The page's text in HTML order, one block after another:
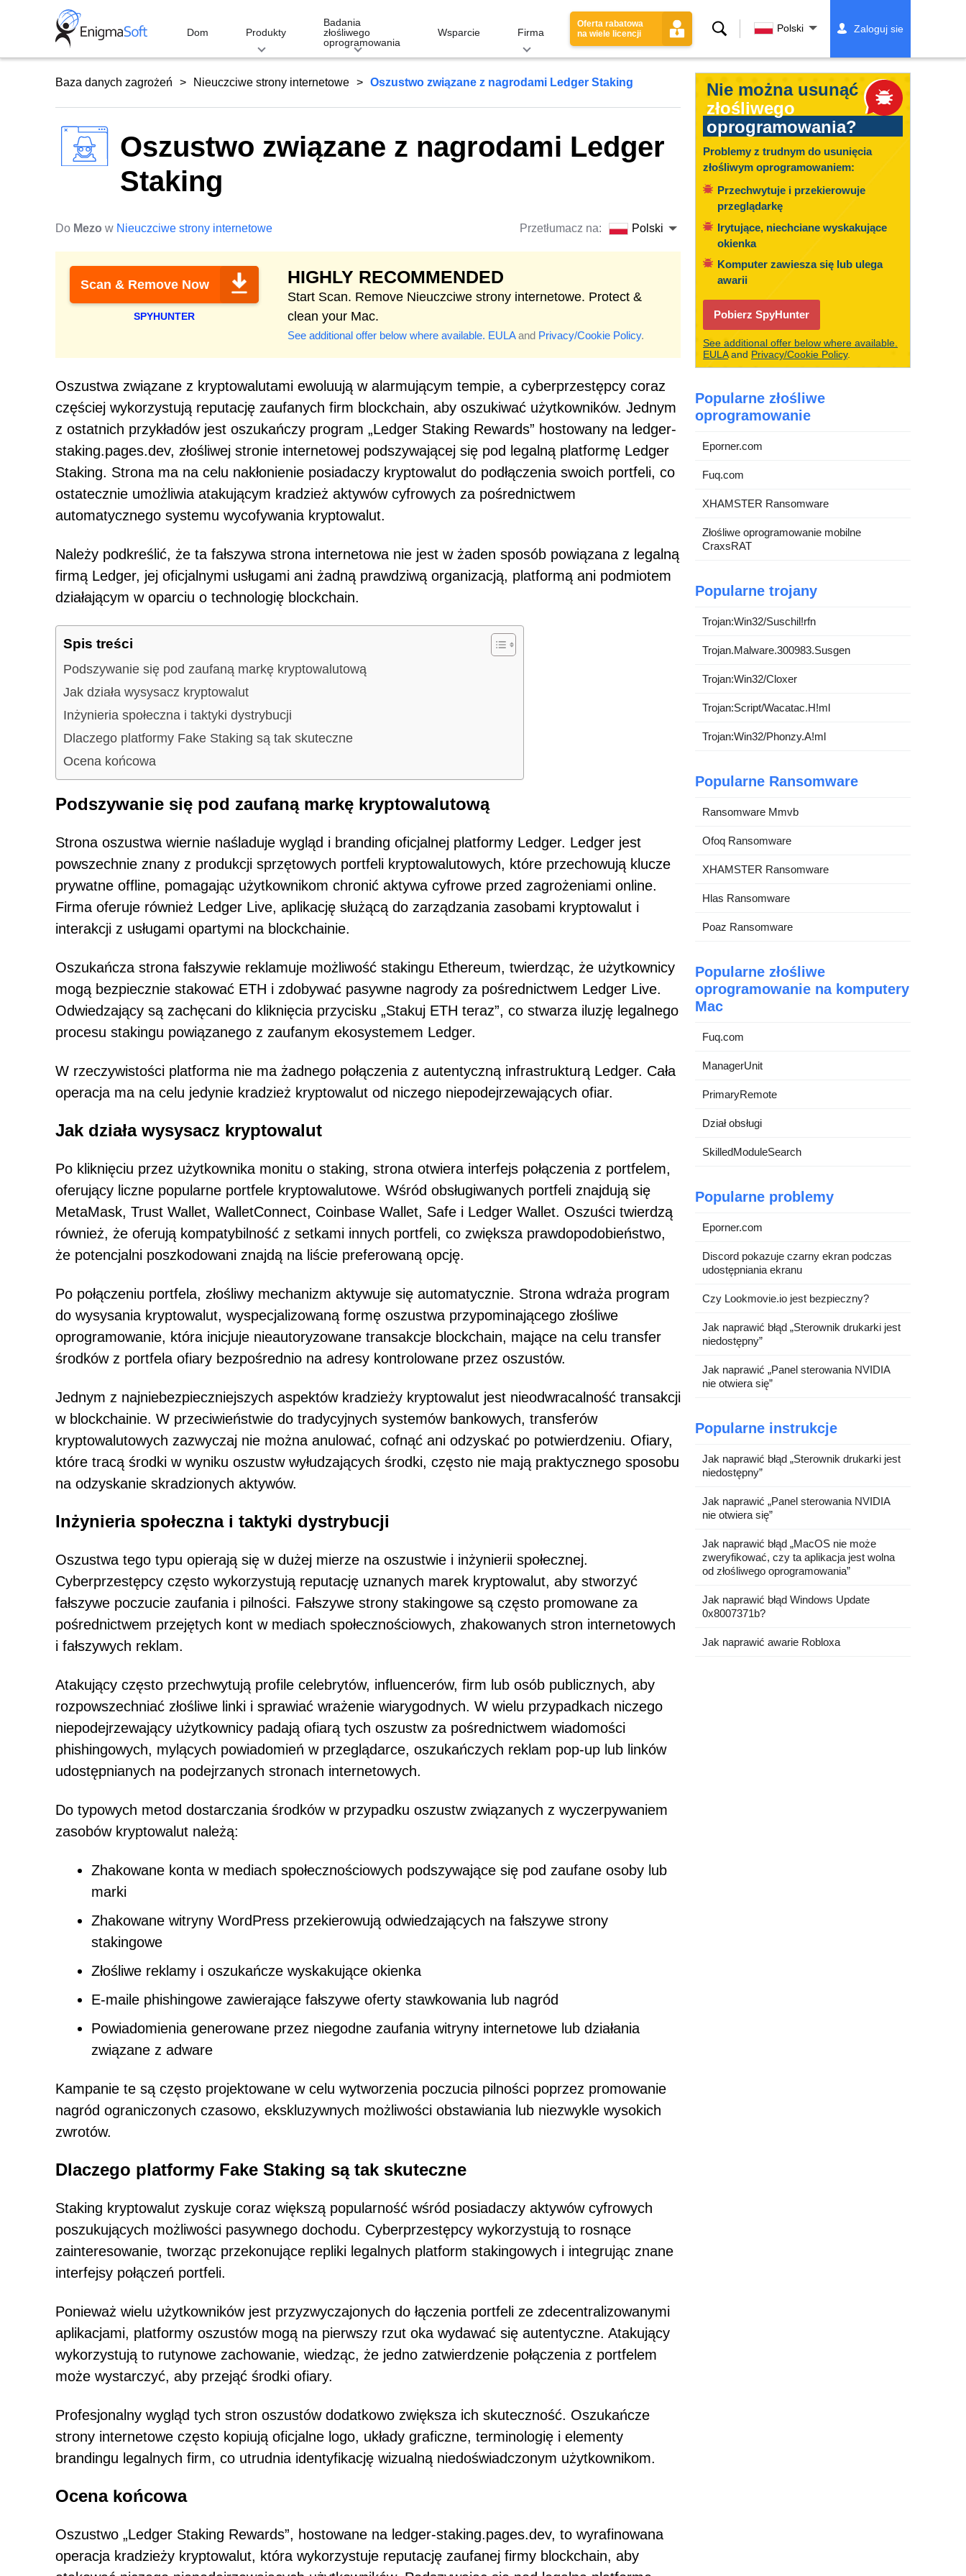
Dom Produkty
Badania
złośliwego
oprogramowania
Wsparcie Firma
Oferta rabatowa
na wiele licencji
Szukaj Polski Zaloguj sie
Baza danych zagrożeń Nieuczciwe strony internetowe Oszustwo związane z nagrodami Ledger Staking
Oszustwo związane z nagrodami Ledger
Staking
Do Mezo w Nieuczciwe strony internetowe Przetłumacz na: Polski
Scan & Remove Now
SPYHUNTER
HIGHLY RECOMMENDED
Start Scan. Remove Nieuczciwe strony internetowe. Protect &
clean your Mac.
See additional offer below where available. EULAand Privacy/Cookie Policy.
Oszustwa związane z kryptowalutami ewoluują w alarmującym tempie, a cyberprzestępcy coraz
częściej wykorzystują reputację zaufanych firm blockchain, aby oszukiwać użytkowników. Jednym
z ostatnich przykładów jest oszukańczy program „Ledger Staking Rewards” hostowany na ledger-
staking.pages.dev, złośliwej stronie internetowej podszywającej się pod legalną platformę Ledger
Staking. Strona ma na celu nakłonienie posiadaczy kryptowalut do podłączenia swoich portfeli, co
ostatecznie umożliwia atakującym kradzież aktywów cyfrowych za pośrednictwem
automatycznego systemu wycofywania kryptowalut.
Należy podkreślić, że ta fałszywa strona internetowa nie jest w żaden sposób powiązana z legalną
firmą Ledger, jej oficjalnymi usługami ani żadną prawdziwą organizacją, platformą ani podmiotem
działającym w oparciu o technologię blockchain.
Spis treści
Podszywanie się pod zaufaną markę kryptowalutową
Jak działa wysysacz kryptowalut
Inżynieria społeczna i taktyki dystrybucji
Dlaczego platformy Fake Staking są tak skuteczne
Ocena końcowa
Podszywanie się pod zaufaną markę kryptowalutową
Strona oszustwa wiernie naśladuje wygląd i branding oficjalnej platformy Ledger. Ledger jest
powszechnie znany z produkcji sprzętowych portfeli kryptowalutowych, które przechowują klucze
prywatne offline, pomagając użytkownikom chronić aktywa cyfrowe przed zagrożeniami online.
Firma oferuje również Ledger Live, aplikację służącą do zarządzania zasobami kryptowalut i
interakcji z usługami opartymi na blockchainie.
Oszukańcza strona fałszywie reklamuje możliwość stakingu Ethereum, twierdząc, że użytkownicy
mogą bezpiecznie stakować ETH i zdobywać pasywne nagrody za pośrednictwem Ledger Live.
Odwiedzający są zachęcani do kliknięcia przycisku „Stakuj ETH teraz”, co stwarza iluzję legalnego
procesu stakingu powiązanego z zaufanym ekosystemem Ledger.
W rzeczywistości platforma nie ma żadnego połączenia z autentyczną infrastrukturą Ledger. Cała
operacja ma na celu jedynie kradzież kryptowalut od niczego niepodejrzewających ofiar.
Jak działa wysysacz kryptowalut
Po kliknięciu przez użytkownika monitu o staking, strona otwiera interfejs połączenia z portfelem,
oferujący liczne popularne portfele kryptowalutowe. Wśród obsługiwanych portfeli znajdują się
MetaMask, Trust Wallet, WalletConnect, Coinbase Wallet, Safe i Ledger Wallet. Oszuści twierdzą
również, że oferują kompatybilność z setkami innych portfeli, co zwiększa prawdopodobieństwo,
że potencjalni poszkodowani znajdą na liście preferowaną opcję.
Po połączeniu portfela, złośliwy mechanizm aktywuje się automatycznie. Strona wdraża program
do wysysania kryptowalut, wyspecjalizowaną formę oszustwa przypominającego złośliwe
oprogramowanie, która inicjuje nieautoryzowane transakcje blockchain, mające na celu transfer
środków z portfela ofiary bezpośrednio na adresy kontrolowane przez oszustów.
Jednym z najniebezpieczniejszych aspektów kradzieży kryptowalut jest nieodwracalność transakcji
w blockchainie. W przeciwieństwie do tradycyjnych systemów bankowych, transferów
kryptowalutowych zazwyczaj nie można anulować, cofnąć ani odzyskać po potwierdzeniu. Ofiary,
które tracą środki w wyniku oszustw wyłudzających środki, często nie mają praktycznego sposobu
na odzyskanie skradzionych aktywów.
Inżynieria społeczna i taktyki dystrybucji
Oszustwa tego typu opierają się w dużej mierze na oszustwie i inżynierii społecznej.
Cyberprzestępcy często wykorzystują reputację uznanych marek kryptowalut, aby stworzyć
fałszywe poczucie zaufania i pilności. Fałszywe strony stakingowe są często promowane za
pośrednictwem przejętych kont w mediach społecznościowych, zhakowanych stron internetowych
i fałszywych reklam.
Atakujący często przechwytują profile celebrytów, influencerów, firm lub osób publicznych, aby
rozpowszechniać złośliwe linki i sprawiać wrażenie wiarygodnych. W wielu przypadkach niczego
niepodejrzewający użytkownicy padają ofiarą tych oszustw za pośrednictwem wiadomości
phishingowych, mylących powiadomień w przeglądarce, oszukańczych reklam pop-up lub linków
udostępnianych na podejrzanych stronach internetowych.
Do typowych metod dostarczania środków w przypadku oszustw związanych z wyczerpywaniem
zasobów kryptowalut należą:
Zhakowane konta w mediach społecznościowych podszywające się pod zaufane osoby lub
marki
Zhakowane witryny WordPress przekierowują odwiedzających na fałszywe strony
stakingowe
Złośliwe reklamy i oszukańcze wyskakujące okienka
E-maile phishingowe zawierające fałszywe oferty stawkowania lub nagród
Powiadomienia generowane przez niegodne zaufania witryny internetowe lub działania
związane z adware
Kampanie te są często projektowane w celu wytworzenia poczucia pilności poprzez promowanie
nagród ograniczonych czasowo, ekskluzywnych możliwości obstawiania lub niezwykle wysokich
zwrotów.
Dlaczego platformy Fake Staking są tak skuteczne
Staking kryptowalut zyskuje coraz większą popularność wśród posiadaczy aktywów cyfrowych
poszukujących możliwości pasywnego dochodu. Cyberprzestępcy wykorzystują to rosnące
zainteresowanie, tworząc przekonujące repliki legalnych platform stakingowych i integrując znane
interfejsy połączeń portfeli.
Ponieważ wielu użytkowników jest przyzwyczajonych do łączenia portfeli ze zdecentralizowanymi
aplikacjami, platformy oszustów mogą na pierwszy rzut oka wydawać się autentyczne. Atakujący
wykorzystują to rutynowe zachowanie, wiedząc, że jedno zatwierdzenie połączenia z portfelem
może wystarczyć, aby przejąć środki ofiary.
Profesjonalny wygląd tych stron oszustów dodatkowo zwiększa ich skuteczność. Oszukańcze
strony internetowe często kopiują oficjalne logo, układy graficzne, terminologię i elementy
brandingu legalnych firm, co utrudnia identyfikację wizualną niedoświadczonym użytkownikom.
Ocena końcowa
Oszustwo „Ledger Staking Rewards”, hostowane na ledger-staking.pages.dev, to wyrafinowana
operacja kradzieży kryptowalut, która wykorzystuje reputację zaufanej firmy blockchain, aby
Nie można usunąć
złośliwego
oprogramowania?
Problemy z trudnym do usunięcia
złośliwym oprogramowaniem:
Przechwytuje i przekierowuje
przeglądarkę
Irytujące, niechciane wyskakujące
okienka
Komputer zawiesza się lub ulega
awarii
Pobierz SpyHunter
See additional offer below where available.
EULAand Privacy/Cookie Policy.
Popularne złośliwe
oprogramowanie
Eporner.com
Fuq.com
XHAMSTER Ransomware
Złośliwe oprogramowanie mobilne
CraxsRAT
Popularne trojany
Trojan:Win32/Suschil!rfn
Trojan.Malware.300983.Susgen
Trojan:Win32/Cloxer
Trojan:Script/Wacatac.H!ml
Trojan:Win32/Phonzy.A!ml
Popularne Ransomware
Ransomware Mmvb
Ofoq Ransomware
XHAMSTER Ransomware
Hlas Ransomware
Poaz Ransomware
Popularne złośliwe
oprogramowanie na komputery
Mac
Fuq.com
ManagerUnit
PrimaryRemote
Dział obsługi
SkilledModuleSearch
Popularne problemy
Eporner.com
Discord pokazuje czarny ekran podczas
udostępniania ekranu
Czy Lookmovie.io jest bezpieczny?
Jak naprawić błąd „Sterownik drukarki jest
niedostępny”
Jak naprawić „Panel sterowania NVIDIA
nie otwiera się”
Popularne instrukcje
Jak naprawić błąd „Sterownik drukarki jest
niedostępny”
Jak naprawić „Panel sterowania NVIDIA
nie otwiera się”
Jak naprawić błąd „MacOS nie może
zweryfikować, czy ta aplikacja jest wolna
od złośliwego oprogramowania”
Jak naprawić błąd Windows Update
0x8007371b?
Jak naprawić awarie Robloxa